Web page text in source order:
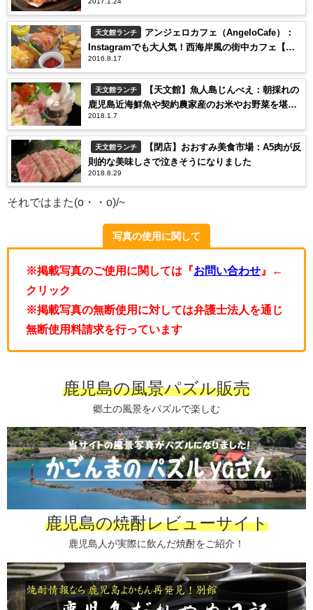
高級黒牛を食す
天文館ランチ
アンジェロカフェ（AngeloCafe）：
Instagramでも大人気！西海岸風の街中カフェ【鹿
児島市天文館】
2016.8.17
天文館ランチ
【天文館】魚人島じんべえ：朝採れの
鹿児島近海鮮魚や契約農家産のお米やお野菜を堪
能！
2018.1.7
天文館ランチ
【閉店】おおすみ美食市場：A5肉が反
則的な美味しさで泣きそうになりました
2018.8.29
それではまた(o・・o)/~
写真の使用に関して
※掲載写真のご使用に関しては『お問い合わせ 』←
クリック
※掲載写真の無断使用に対しては弁護士法人を通じ
無断使用料請求を行っています
鹿児島の風景パズル販売
郷土の風景をパズルで楽しむ
鹿児島の焼酎レビューサイト
鹿児島人が実際に飲んだ焼酎をご紹介！